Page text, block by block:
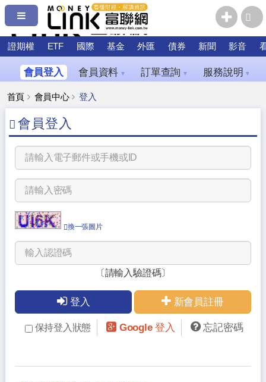
證期權 ETF 國際 基金 外匯 債券 新聞 影音
會員登入 會員資料 ▼ 訂單查詢 ▼ 服務說明 ▼
首頁 會員中心 登入
會員登入
換一張圖片
〔請輸入驗證碼〕
登入 新會員註冊
保持登入狀態 Google 登入 忘記密碼